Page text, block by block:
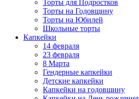
Торты для Подростков
Торты на Годовщину
Торты на Юбилей
Школьные торты
Капкейки
14 февраля
23 февраля
8 Марта
Гендерные капкейки
Детские капкейки
Капкейки на годовщину